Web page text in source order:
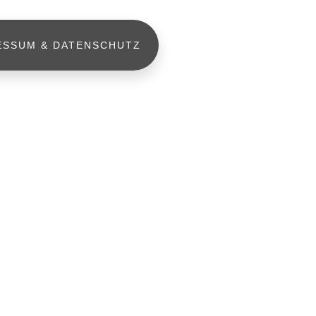
& DATENSCHUTZ